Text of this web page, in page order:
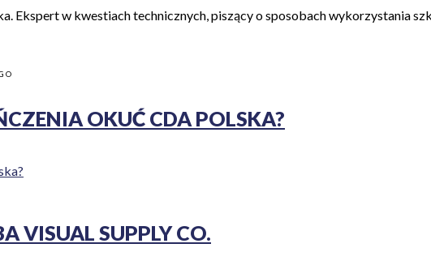
Ekspert w kwestiach technicznych, piszący o sposobach wykorzystania
OKUĆ CDA POLSKA?
VISUAL SUPPLY CO.